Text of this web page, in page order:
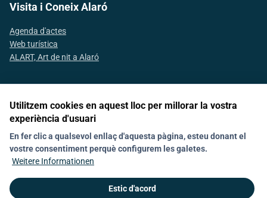
Visita i Coneix Alaró
Agenda d'actes
Web turística
ALART, Art de nit a Alaró
Segueix-nos a les xarxes socials
Política de galetes (Cookies) Agenda
Declaració d'accesibilitat
Utilitzem cookies en aquest lloc per millorar la vostra
experiència d'usuari
En fer clic a qualsevol enllaç d'aquesta pàgina, esteu donant el
vostre consentiment perquè configurem les galetes.
Weitere Informationen
Estic d'acord